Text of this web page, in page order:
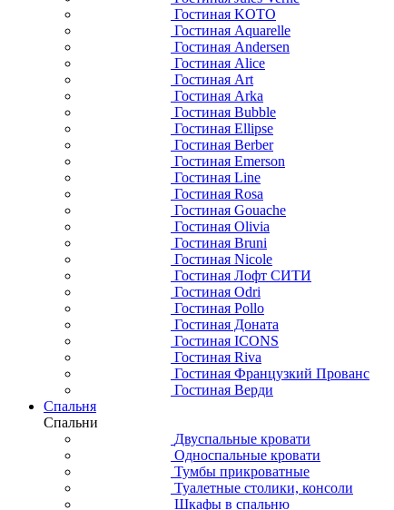
Гостиная KOTO
Гостиная Aquarelle
Гостиная Andersen
Гостиная Alice
Гостиная Art
Гостиная Arka
Гостиная Bubble
Гостиная Ellipse
Гостиная Berber
Гостиная Emerson
Гостиная Line
Гостиная Rosa
Гостиная Gouache
Гостиная Olivia
Гостиная Bruni
Гостиная Nicole
Гостиная Лофт СИТИ
Гостиная Odri
Гостиная Pollo
Гостиная Доната
Гостиная ICONS
Гостиная Riva
Гостиная Французкий Прованс
Гостиная Верди
Спальня
Спальни
Двуспальные кровати
Односпальные кровати
Тумбы прикроватные
Туалетные столики, консоли
Шкафы в спальню